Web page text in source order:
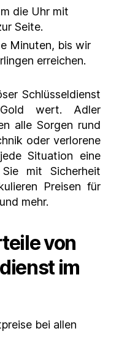
die Uhr mit
Seite.
Minuten, bis wir
erreichen.
Schlüsseldienst
wert. Adler
alle Sorgen rund
oder verlorene
Situation eine
mit Sicherheit
Preisen für
mehr.
von
im
bei allen